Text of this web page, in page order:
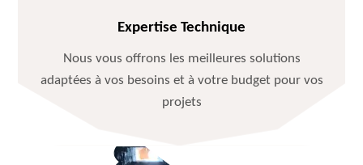
Expertise Technique
Nous vous offrons les meilleures solutions
adaptées à vos besoins et à votre budget pour vos
projets